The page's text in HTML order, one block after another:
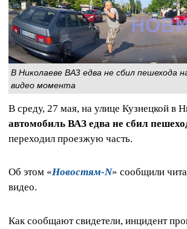
В Николаеве ВАЗ едва не сбил пешехода
видео момента
В среду, 27 мая, на улице Кузнецкой в
автомобиль ВАЗ едва не сбил
переходил проезжую часть.
Об этом «Новостям-N» сообщили
видео.
Как сообщают свидетели, инцидент